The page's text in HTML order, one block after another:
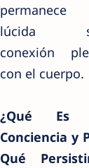
permanece
lúcida
conexión
con el cuerpo.
¿Qué Es
Conciencia y
Qué